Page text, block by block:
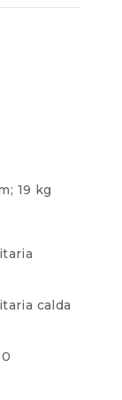
19 kg
calda